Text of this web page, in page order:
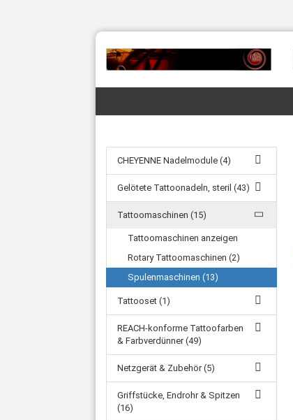
CHEYENNE Nadelmodule (4)
Gelötete Tattoonadeln, steril (43)
Tattoomaschinen (15)
Tattoomaschinen anzeigen
Rotary Tattoomaschinen (2)
Spulenmaschinen (13)
Tattooset (1)
REACH-konforme Tattoofarben
& Farbverdünner (49)
Netzgerät & Zubehör (5)
Griffstücke, Endrohr & Spitzen
(16)